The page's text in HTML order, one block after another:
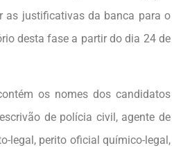
as justificativas da banca para o
desta fase a partir do dia 24 de
os nomes dos candidatos
de polícia civil, agente de
legal, perito oficial químico-legal,